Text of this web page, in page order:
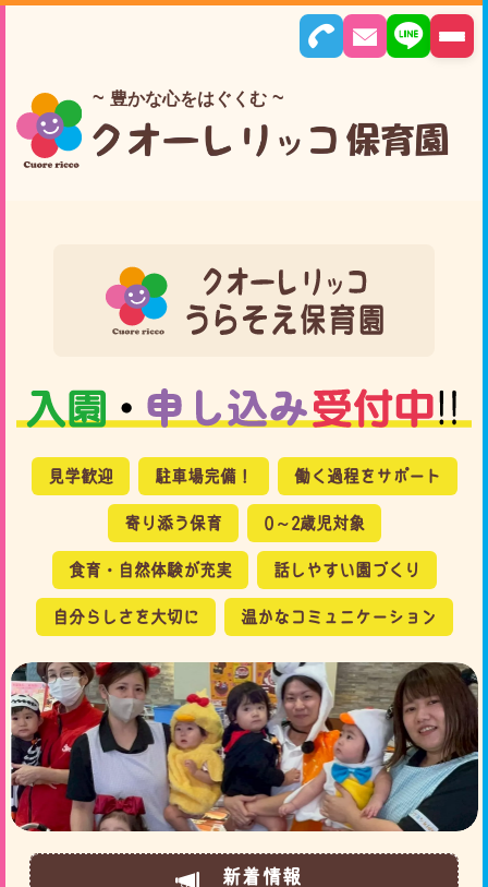
豊かな心をはぐくむ
見学歓迎 駐車場完備！ 働く過程をサポート
寄り添う保育 0～2歳児対象
食育・自然体験が充実 話しやすい園づくり
自分らしさを大切に 温かなコミュニケーション
新着情報